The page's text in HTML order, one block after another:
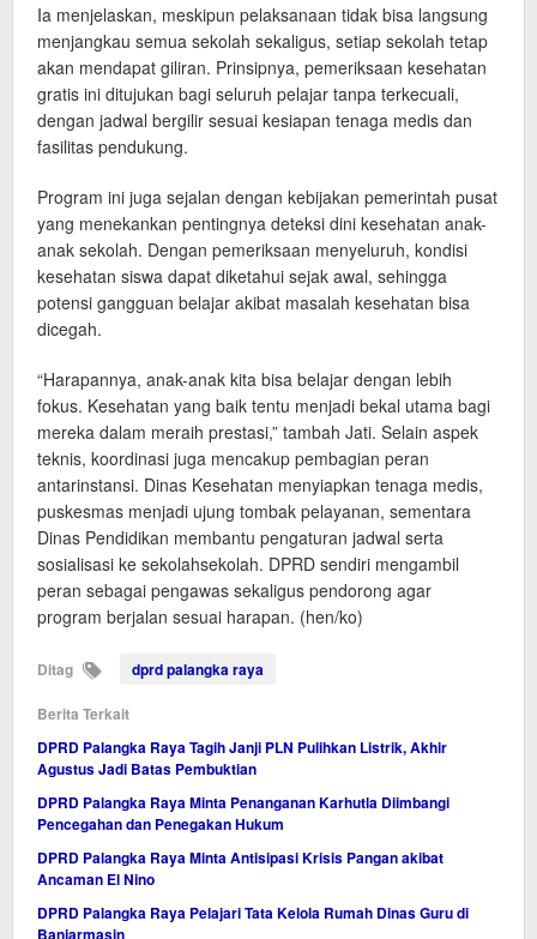
Ia menjelaskan, meskipun pelaksanaan tidak bisa langsung
menjangkau semua sekolah sekaligus, setiap sekolah tetap
akan mendapat giliran. Prinsipnya, pemeriksaan kesehatan
gratis ini ditujukan bagi seluruh pelajar tanpa terkecuali,
dengan jadwal bergilir sesuai kesiapan tenaga medis dan
fasilitas pendukung.
Program ini juga sejalan dengan kebijakan pemerintah pusat
yang menekankan pentingnya deteksi dini kesehatan anak-
anak sekolah. Dengan pemeriksaan menyeluruh, kondisi
kesehatan siswa dapat diketahui sejak awal, sehingga
potensi gangguan belajar akibat masalah kesehatan bisa
dicegah.
“Harapannya, anak-anak kita bisa belajar dengan lebih
fokus. Kesehatan yang baik tentu menjadi bekal utama bagi
mereka dalam meraih prestasi,” tambah Jati. Selain aspek
teknis, koordinasi juga mencakup pembagian peran
antarinstansi. Dinas Kesehatan menyiapkan tenaga medis,
puskesmas menjadi ujung tombak pelayanan, sementara
Dinas Pendidikan membantu pengaturan jadwal serta
sosialisasi ke sekolahsekolah. DPRD sendiri mengambil
peran sebagai pengawas sekaligus pendorong agar
program berjalan sesuai harapan. (hen/ko)
Ditag dprd palangka raya
Berita Terkait
DPRD Palangka Raya Tagih Janji PLN Pulihkan Listrik, Akhir
Agustus Jadi Batas Pembuktian
DPRD Palangka Raya Minta Penanganan Karhutla Diimbangi
Pencegahan dan Penegakan Hukum
DPRD Palangka Raya Minta Antisipasi Krisis Pangan akibat
Ancaman El Nino
DPRD Palangka Raya Pelajari Tata Kelola Rumah Dinas Guru di
Banjarmasin